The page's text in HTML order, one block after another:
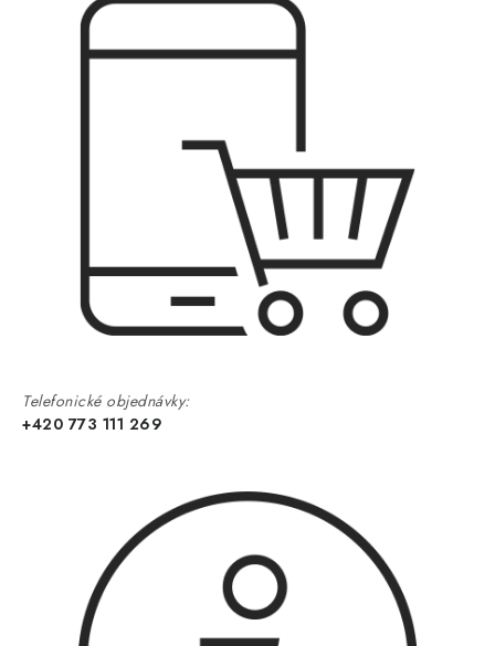
Telefonické objednávky:
+420 773 111 269